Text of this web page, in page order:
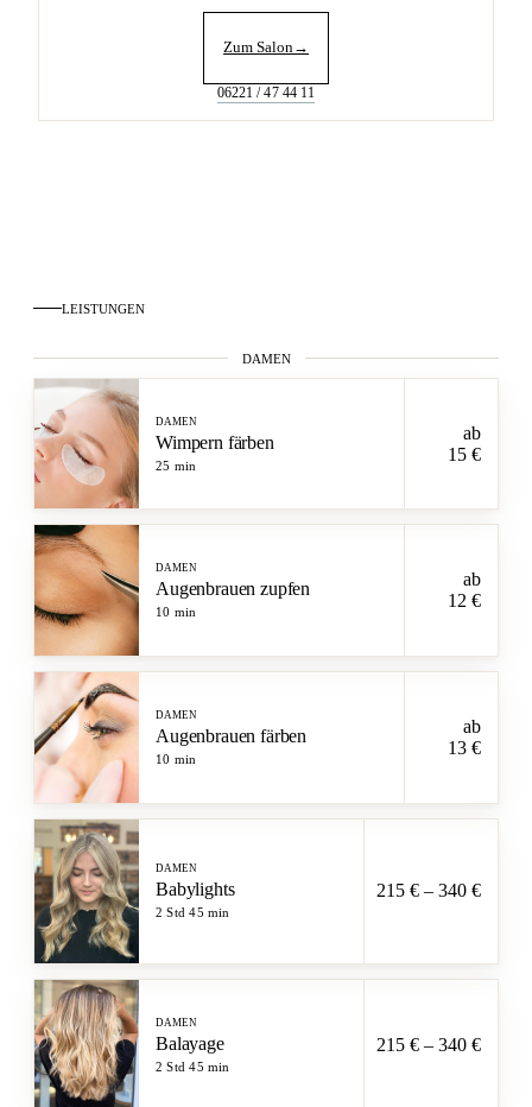
Zum Salon→
06221 / 47 44 11
LEISTUNGEN
DAMEN
DAMEN
Wimpern färben
25 min
ab
15 €
DAMEN
Augenbrauen zupfen
10 min
ab
12 €
DAMEN
Augenbrauen färben
10 min
ab
13 €
DAMEN
Babylights
2 Std 45 min
215 € – 340 €
DAMEN
Balayage
2 Std 45 min
215 € – 340 €